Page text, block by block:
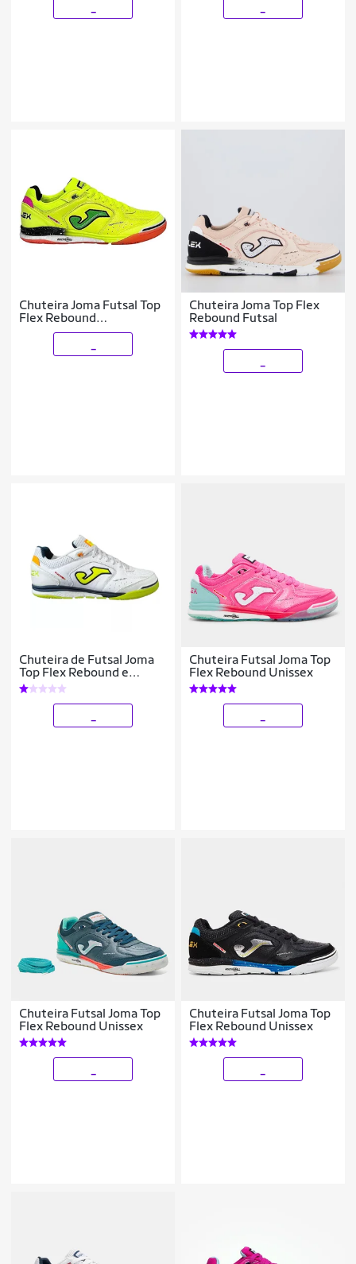
Chuteira Joma Futsal Top
Flex Rebound
TORW2509IN Amarelo
Chuteira Joma Top Flex
Rebound Futsal
Chuteira de Futsal Joma
Top Flex Rebound e
Amarelo
Chuteira Futsal Joma Top
Flex Rebound Unissex
Chuteira Futsal Joma Top
Flex Rebound Unissex
Chuteira Futsal Joma Top
Flex Rebound Unissex